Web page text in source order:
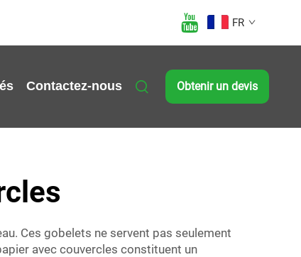
FR
Contactez-nous Obtenir un devis
Ces gobelets ne servent pas seulement
avec couvercles constituent un